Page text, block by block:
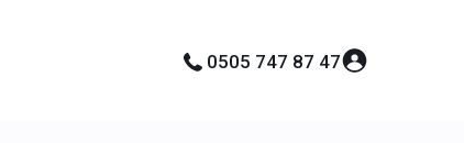
0505 747 87 47